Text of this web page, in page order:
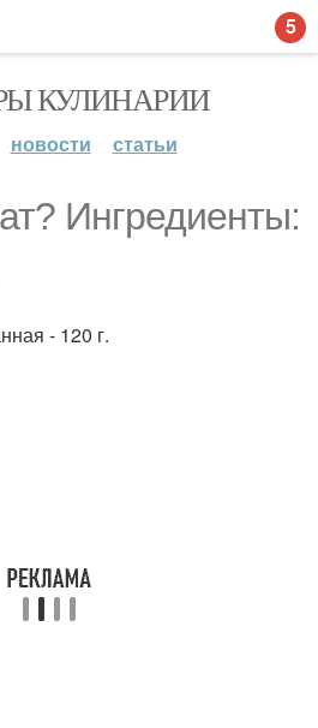
КУЛИНАРИИ
новости статьи
Ингредиенты:
- 120 г.
5